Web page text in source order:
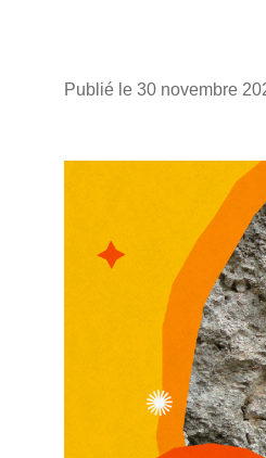
Publié le 30 novembre